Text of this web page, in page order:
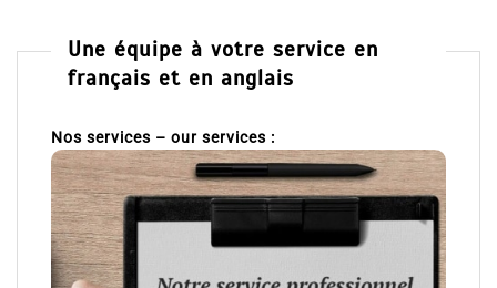
Une équipe à votre service en
français et en anglais
Nos services – our services :